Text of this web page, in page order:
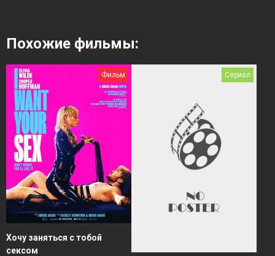
Похожие фильмы:
Фильм
Хочу заняться с тобой
сексом
Сериал